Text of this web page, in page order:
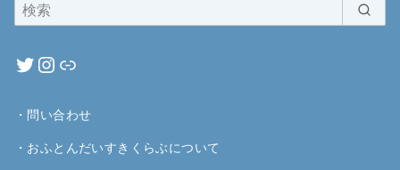
・ 問い合わせ
・ おふとんだいすきくらぶについて